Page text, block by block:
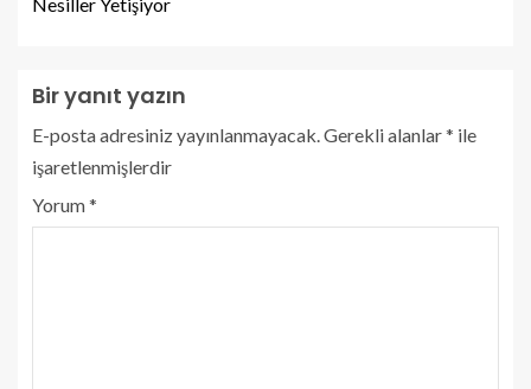
Bir yanıt yazın
E-posta adresiniz yayınlanmayacak.Gerekli alanlar* ile
işaretlenmişlerdir
Yorum*